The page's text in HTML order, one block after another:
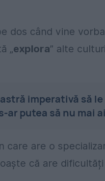
dos când vine
„explora” alte
imperativă să
ar putea să nu mai
care are o
că are